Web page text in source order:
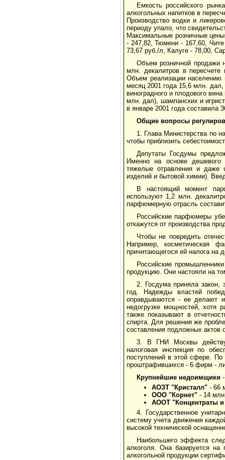
Емкость российского
алкогольных напитков в
Производство водки и
периоду упало, что
Максимальные розничные
- 247,82, Тюмени - 167,60,
73,67 руб./л, Калуге - 78,00,
Объем розничной продажи
млн. декалитров в
Объем реализации населению
месяц 2001 года 15,6 млн.
виноградного и плодового
млн. дал), шампанских и
в январе 2001 года составила
Общие вопросы
1. Глава Министерства по
чтобы приблизить
Депутаты Госдумы
Именно на основе дешевого
тяжелые отравления и даже
изделий и бытовой химии).
В настоящий момент
используют 1,2 млн.
парфюмерную отрасль
Российские парфюмеры
откажутся от производства
Чтобы не повредить
Например, косметическая
причитающегося ей налога на
Российские
продукцию. Они настояли на
2. Госдума приняла
год. Надежды властей
оправдываются - ее делают
недогрузке мощностей, хотя
также показывают в
спирта. Для решения же
составления подложных актов
3. В ГНИ Москвы
налоговая инспекция по
поступлений в этой сфере. По
проштрафившихся - 6 фирм -
Крупнейшие недоимщики
АОЗТ "Кристалл" - 66
ООО "Корнет" - 14
АООТ "Концентраты и
4. Государственное
систему учета движения
высокой технической
Наибольшего эффекта
алкоголя. Она базируется на
алкогольной продукции